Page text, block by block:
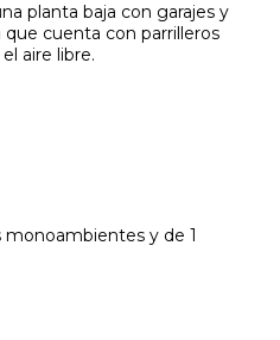
planta baja con garajes y
cuenta con parrilleros
aire libre.
y de 1